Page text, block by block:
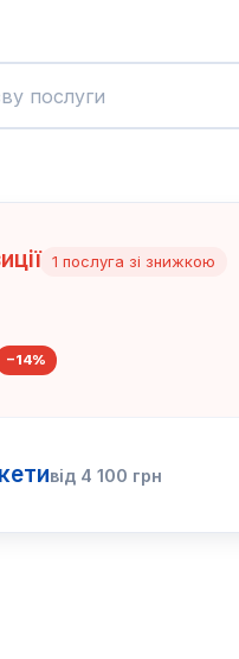
1 послуга зі знижкою
−14%
від 4 100 грн